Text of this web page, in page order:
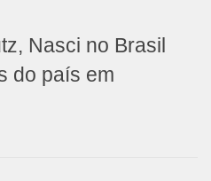
Nasci no Brasil
do país em